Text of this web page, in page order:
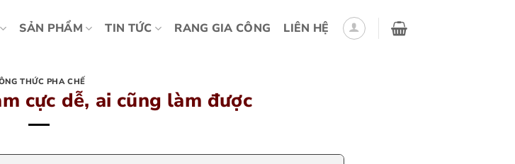
SẢN PHẨM TIN TỨC RANG GIA CÔNG LIÊN HỆ
THỨC PHA CHẾ
cực dễ, ai cũng làm được